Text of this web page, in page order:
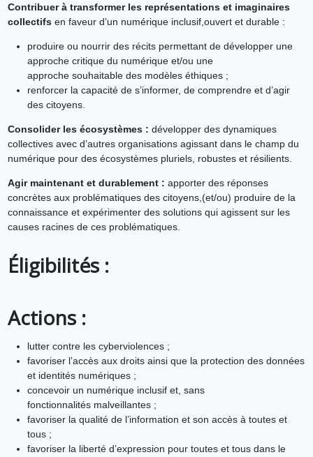
Contribuer à transformer les représentations et imaginaires
collectifsen faveur d’un numérique inclusif,ouvert et durable :
produire ou nourrir des récits permettant de développer une
approche critique du numérique et/ou une
approche souhaitable des modèles éthiques ;
renforcer la capacité de s’informer, de comprendre et d’agir
des citoyens.
Consolider les écosystèmes : développer des dynamiques
collectives avec d’autres organisations agissant dans le champ du
numérique pour des écosystèmes pluriels, robustes et résilients.
Agir maintenant et durablement : apporter des réponses
concrètes aux problématiques des citoyens,(et/ou) produire de la
connaissance et expérimenter des solutions qui agissent sur les
causes racines de ces problématiques.
Éligibilités :
Actions :
lutter contre les cyberviolences ;
favoriser l’accès aux droits ainsi que la protection des données
et identités numériques ;
concevoir un numérique inclusif et, sans
fonctionnalités malveillantes ;
favoriser la qualité de l’information et son accès à toutes et
tous ;
favoriser la liberté d’expression pour toutes et tous dans le